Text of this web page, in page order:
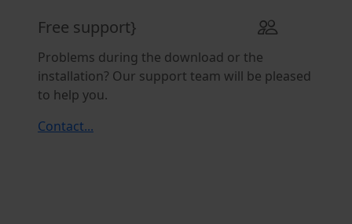
Free support}
Problems during the download or the
installation? Our support team will be pleased
to help you.
Contact...